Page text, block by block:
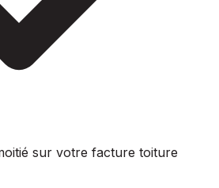
sur votre facture toiture